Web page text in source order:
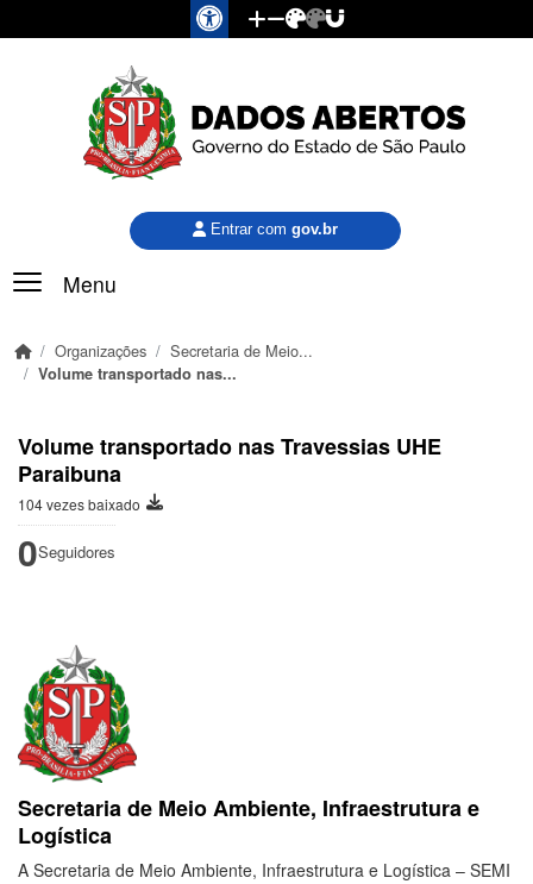
Pular para o conteúdo principal
Menu
Entrar com gov.br
Organizações Secretaria de Meio...
Volume transportado nas...
Volume transportado nas Travessias UHE
Paraibuna
104 vezes baixado
0Seguidores
Secretaria de Meio Ambiente, Infraestrutura e
Logística
A Secretaria de Meio Ambiente, Infraestrutura e Logística – SEMI